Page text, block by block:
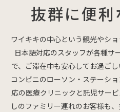
ラ
ウ
ド
抜群に便利
ワイキキの中心という観光やシ
日本語対応のスタッフが各種サ
で、ご滞在中も安心してお過ご
コンビニのローソン・ステーシ
応の医療クリニックと託児サー
しのファミリー連れのお客様も